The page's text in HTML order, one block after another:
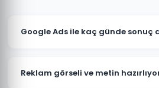
Google Ads ile kaç günde sonuç
kampanyası genellikle 7-14 gün
Reklam görseli ve metin